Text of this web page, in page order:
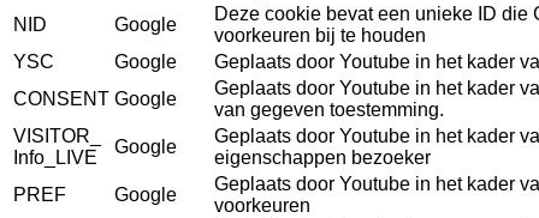
NID
Google
Deze cookie bevat een unieke ID die
voorkeuren bij te houden
YSC
Google
Geplaats door Youtube in het kader
CONSENT Google
Geplaats door Youtube in het kader
van gegeven toestemming.
VISITOR_
Info_LIVE
Google
Geplaats door Youtube in het kader
eigenschappen bezoeker
PREF
Google
Geplaats door Youtube in het kader
voorkeuren